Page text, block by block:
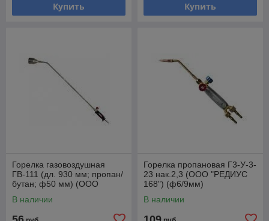
Купить Купить
Горелка газовоздушная
ГВ-111 (дл. 930 мм; пропан/
бутан; ф50 мм) (ООО
В наличии
Горелка пропановая Г3-У-3-
23 нак.2,3 (ООО "РЕДИУС
168") (ф6/9мм)
В наличии